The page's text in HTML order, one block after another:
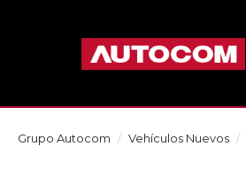
Grupo Autocom Vehículos Nuevos